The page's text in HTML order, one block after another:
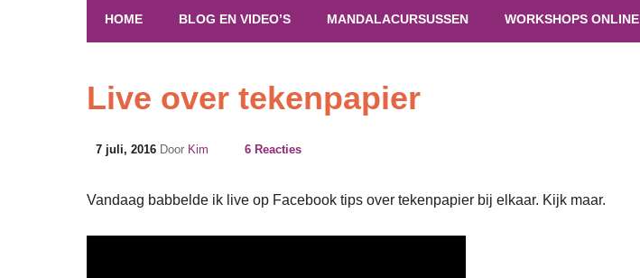
HOME BLOG EN VIDEO’S MANDALACURSUSSEN WORKSHOPS ONLINE
Live over tekenpapier
7 juli, 2016 Door Kim 6 Reacties
Vandaag babbelde ik live op Facebook tips over tekenpapier bij elkaar. Kijk maar.